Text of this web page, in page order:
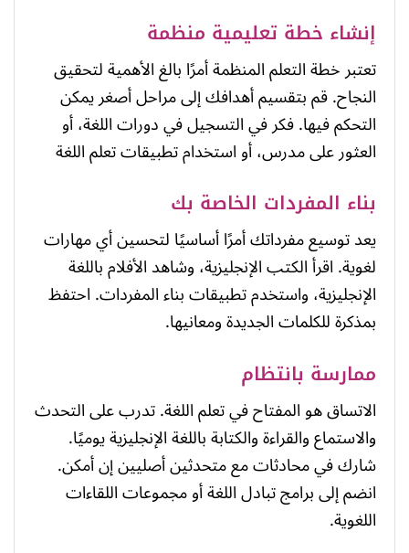
إنشاء خطة تعليمية منظمة
تعتبر خطة التعلم المنظمة أمرًا بالغ الأهمية لتحقيق
النجاح. قم بتقسيم أهدافك إلى مراحل أصغر يمكن
التحكم فيها. فكر في التسجيل في دورات اللغة، أو
العثور على مدرس، أو استخدام تطبيقات تعلم اللغة
بناء المفردات الخاصة بك
يعد توسيع مفرداتك أمرًا أساسيًا لتحسين أي مهارات
لغوية. اقرأ الكتب الإنجليزية، وشاهد الأفلام باللغة
الإنجليزية، واستخدم تطبيقات بناء المفردات. احتفظ
بمذكرة للكلمات الجديدة ومعانيها.
ممارسة بانتظام
الاتساق هو المفتاح في تعلم اللغة. تدرب على التحدث
والاستماع والقراءة والكتابة باللغة الإنجليزية يوميًا.
شارك في محادثات مع متحدثين أصليين إن أمكن.
انضم إلى برامج تبادل اللغة أو مجموعات اللقاءات
اللغوية.